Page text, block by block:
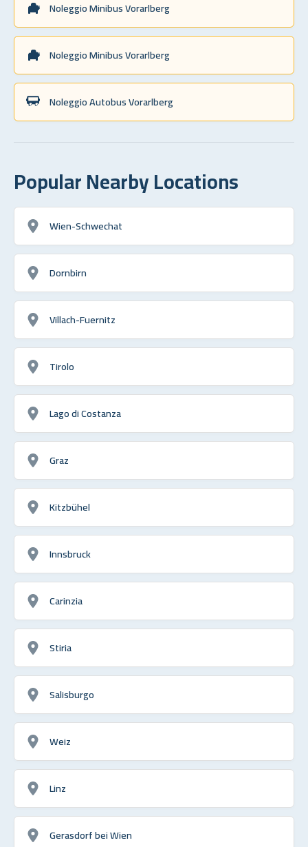
Noleggio Minibus Vorarlberg
Noleggio Minibus Vorarlberg
Noleggio Autobus Vorarlberg
Popular Nearby Locations
Wien-Schwechat
Dornbirn
Villach-Fuernitz
Tirolo
Lago di Costanza
Graz
Kitzbühel
Innsbruck
Carinzia
Stiria
Salisburgo
Weiz
Linz
Gerasdorf bei Wien